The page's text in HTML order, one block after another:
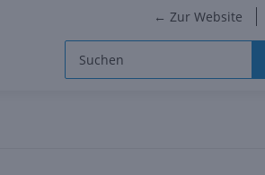
← Zur Website